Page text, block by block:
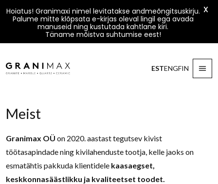
ESTENGFIN
Meist
Granimax OÜ on 2020. aastast tegutsev kivist
töötasapindade ning kivilahenduste tootja, kelle jaoks on
esmatähtis pakkuda klientidele kaasaegset,
keskkonnasäästlikku ja kvaliteetset toodet.
Hoiatus! Granimaxi nimel levitatakse andmeõngitsuskirju.
Palume mitte klõpsata e-kirjas oleval lingil ega avada
manuseid ning kustutada kahtlane kiri.
Täname mõistva suhtumise eest!
X